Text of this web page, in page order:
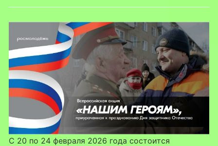
С 20 по 24 февраля 2026 года состоится